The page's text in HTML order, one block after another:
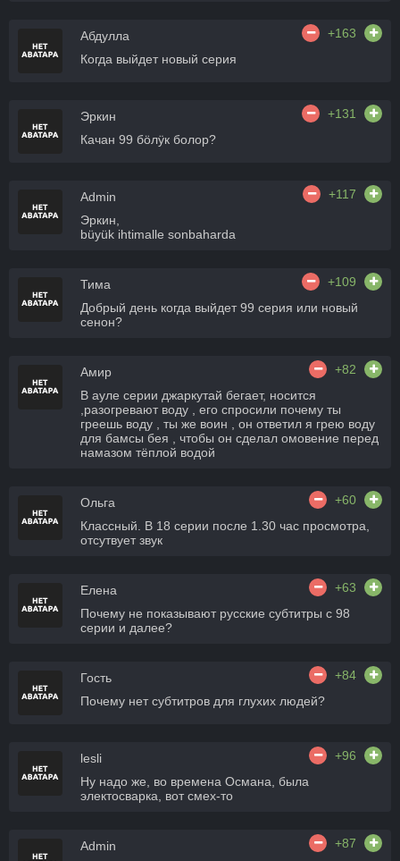
Абдулла
+163
Когда выйдет новый серия
Эркин
+131
Качан 99 бӧлӱк болор?
Admin
+117
Эркин,
büyük ihtimalle sonbaharda
Тима
+109
Добрый день когда выйдет 99 серия или новый
сенон?
Амир
+82
В ауле серии джаркутай бегает, носится
,разогревают воду , его спросили почему ты
греешь воду , ты же воин , он ответил я грею воду
для бамсы бея , чтобы он сделал омовение перед
намазом тёплой водой
Ольга
+60
Классный. В 18 серии после 1.30 час просмотра,
отсутвует звук
Елена
+63
Почему не показывают русские субтитры с 98
серии и далее?
Гость
+84
Почему нет субтитров для глухих людей?
lesli
+96
Ну надо же, во времена Османа, была
электосварка, вот смех-то
Admin
+87